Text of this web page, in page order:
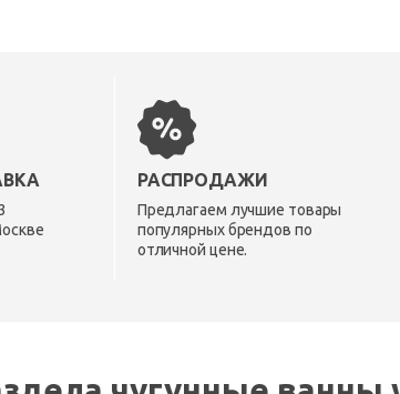
РАСПРОДАЖИ
Предлагаем лучшие товары
популярных брендов по
отличной цене.